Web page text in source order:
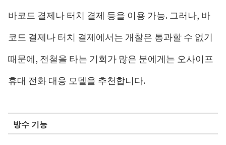
바코드 결제나 터치 결제 등을 이용 가능. 그러나, 바
코드 결제나 터치 결제에서는 개찰은 통과할 수 없기
때문에, 전철을 타는 기회가 많은 분에게는 오사이프
휴대 전화 대응 모델을 추천합니다.
방수 기능